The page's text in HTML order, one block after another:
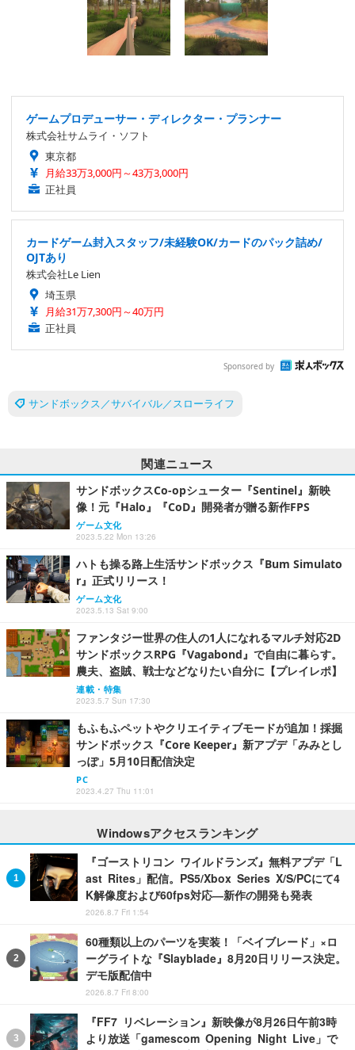
ゲームプロデューサー・ディレクター・プランナー
株式会社サムライ・ソフト
東京都
月給33万3,000円～43万3,000円
正社員
カードゲーム封入スタッフ/未経験OK/カードのパック詰め/
OJTあり
株式会社Le Lien
埼玉県
月給31万7,300円～40万円
正社員
Sponsored by
サンドボックス／サバイバル／スローライフ
関連ニュース
サンドボックスCo-opシューター『Sentinel』新映
像！元『Halo』『CoD』開発者が贈る新作FPS
ゲーム文化
2023.5.22 Mon 13:26
ハトも操る路上生活サンドボックス『Bum Simulato
r』正式リリース！
ゲーム文化
2023.5.13 Sat 9:00
ファンタジー世界の住人の1人になれるマルチ対応2D
サンドボックスRPG『Vagabond』で自由に暮らす。
農夫、盗賊、戦士などなりたい自分に【プレイレポ】
連載・特集
2023.5.7 Sun 17:30
もふもふペットやクリエイティブモードが追加！採掘
サンドボックス『Core Keeper』新アプデ「みみとし
っぽ」5月10日配信決定
PC
2023.4.27 Thu 11:01
Windowsアクセスランキング
『ゴーストリコン ワイルドランズ』無料アプデ「L
ast Rites」配信。PS5/Xbox Series X/S/PCにて4
K解像度および60fps対応―新作の開発も発表
2026.8.7 Fri 1:54
60種類以上のパーツを実装！「ベイブレード」×ロ
ーグライトな『Slayblade』8月20日リリース決定。
デモ版配信中
2026.8.7 Fri 8:00
『FF7 リベレーション』新映像が8月26日午前3時
より放送「gamescom Opening Night Live」で